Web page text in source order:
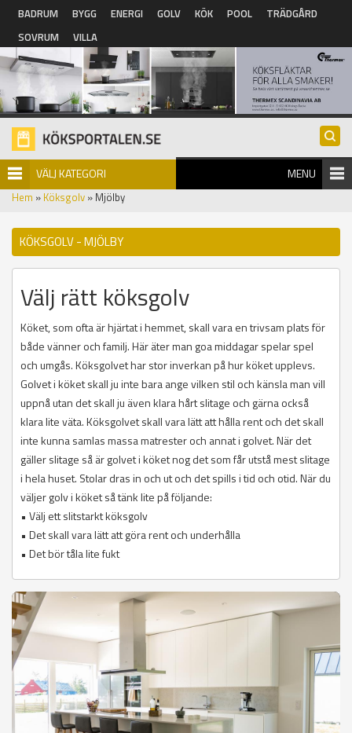
Hoppa till huvudinnehåll
BADRUM BYGG ENERGI GOLV KÖK POOL
TRÄDGÅRD
SOVRUM
VILLA
VÄLJ KATEGORI MENU
Hem » Köksgolv » Mjölby
KÖKSGOLV - MJÖLBY
Välj rätt köksgolv
Köket, som ofta är hjärtat i hemmet, skall vara en trivsam plats för
både vänner och familj. Här äter man goa middagar spelar spel
och umgås. Köksgolvet har stor inverkan på hur köket upplevs.
Golvet i köket skall ju inte bara ange vilken stil och känsla man vill
uppnå utan det skall ju även klara hårt slitage och gärna också
klara lite väta. Köksgolvet skall vara lätt att hålla rent och det skall
inte kunna samlas massa matrester och annat i golvet. När det
gäller slitage så är golvet i köket nog det som får utstå mest slitage
i hela huset. Stolar dras in och ut och det spills i tid och otid. När du
väljer golv i köket så tänk lite på följande:
• Välj ett slitstarkt köksgolv
• Det skall vara lätt att göra rent och underhålla
• Det bör tåla lite fukt